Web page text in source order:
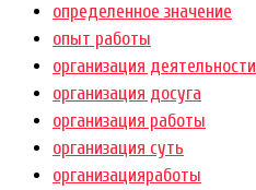
определенное значение
опыт работы
организация деятельности
организация досуга
организация работы
организация суть
организацияработы